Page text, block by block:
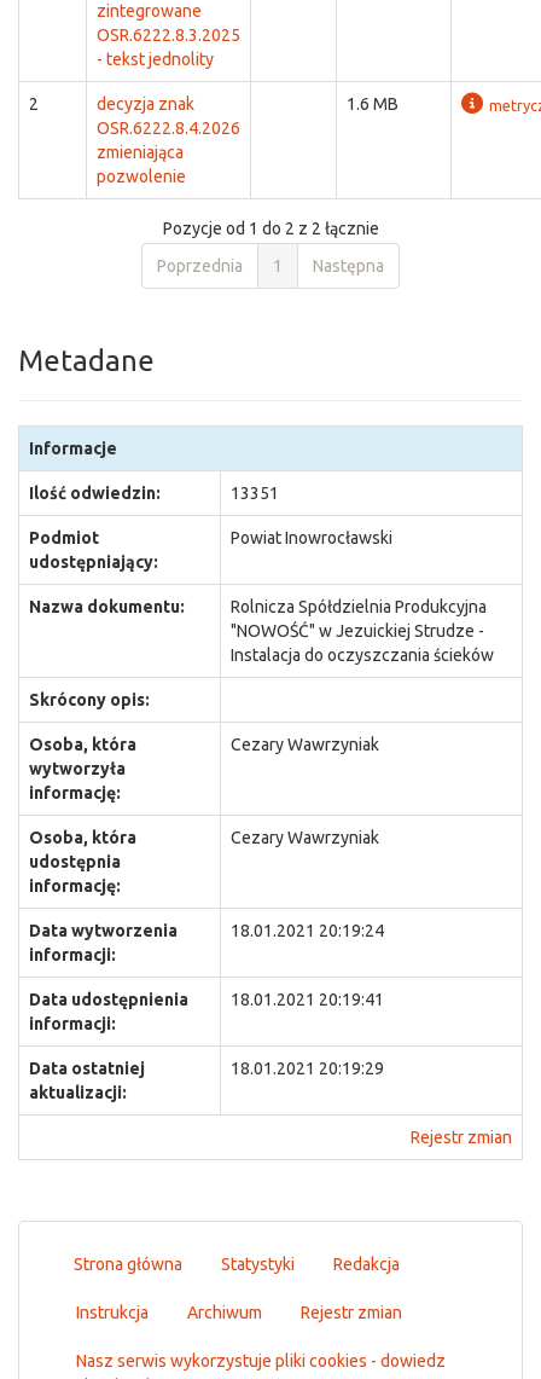
zintegrowane
OSR.6222.8.3.2025
- tekst jednolity
2
decyzja znak
OSR.6222.8.4.2026
zmieniająca
pozwolenie
1.6 MB
Pozycje od 1 do 2 z 2 łącznie
Poprzednia
1 Następna
Metadane
Informacje
Ilość odwiedzin: 13351
Podmiot
udostępniający:
Powiat Inowrocławski
Nazwa dokumentu:
Rolnicza Spółdzielnia Produkcyjna
"NOWOŚĆ" w Jezuickiej Strudze -
Instalacja do oczyszczania ścieków
Skrócony opis:
Osoba, która
wytworzyła
informację:
Cezary Wawrzyniak
Osoba, która
udostępnia
informację:
Cezary Wawrzyniak
Data wytworzenia
informacji:
18.01.2021 20:19:24
Data udostępnienia
informacji:
18.01.2021 20:19:41
Data ostatniej
aktualizacji:
18.01.2021 20:19:29
Rejestr zmian
Strona główna Statystyki Redakcja
Instrukcja Archiwum Rejestr zmian
Nasz serwis wykorzystuje pliki cookies - dowiedz